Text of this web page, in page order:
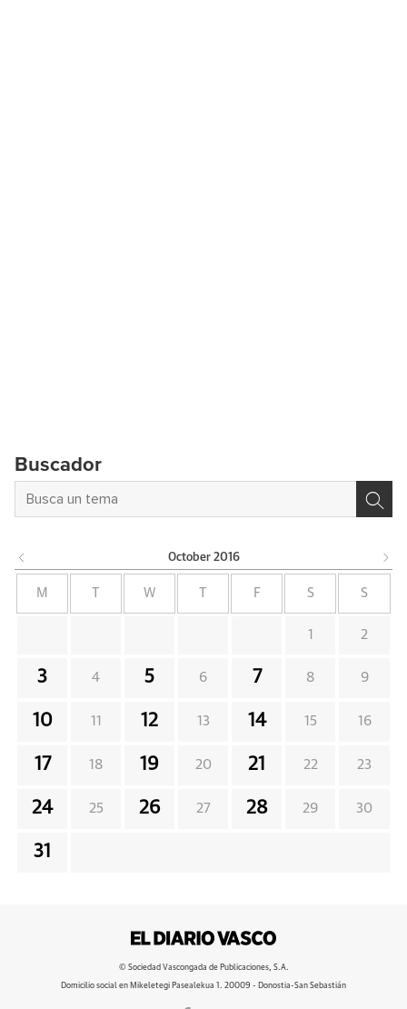
Buscador
October 2016
M W F S S
1 2
3 4 5 6 7 8 9
10 11 12 13 14 15 16
17 18 19 20 21 22 23
24 25 26 27 28 29 30
31
© Sociedad Vascongada de Publicaciones, S.A.
Domicilio social en Mikeletegi Pasealekua 1. 20009 - Donostia-San Sebastián